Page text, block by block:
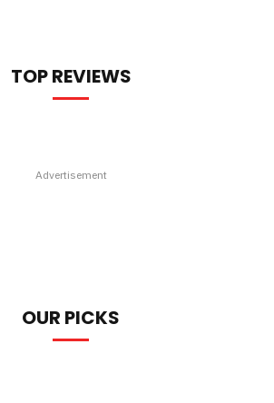
TOP REVIEWS
Advertisement
OUR PICKS